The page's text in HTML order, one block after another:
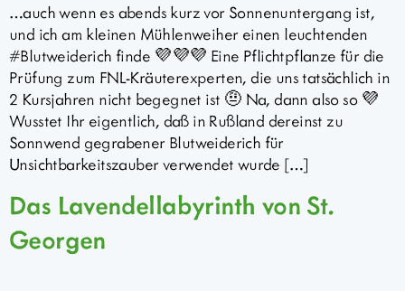
…auch wenn es abends kurz vor Sonnenuntergang ist,
und ich am kleinen Mühlenweiher einen leuchtenden
#Blutweiderich finde 💜💜💜 Eine Pflichtpflanze für die
Prüfung zum FNL-Kräuterexperten, die uns tatsächlich in
2 Kursjahren nicht begegnet ist 🤨 Na, dann also so 💜
Wusstet Ihr eigentlich, daß in Rußland dereinst zu
Sonnwend gegrabener Blutweiderich für
Unsichtbarkeitszauber verwendet wurde […]
Das Lavendellabyrinth von St.
Georgen